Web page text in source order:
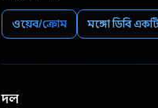
ওয়েব/ক্রোম মঙ্গো ডিবি
দল